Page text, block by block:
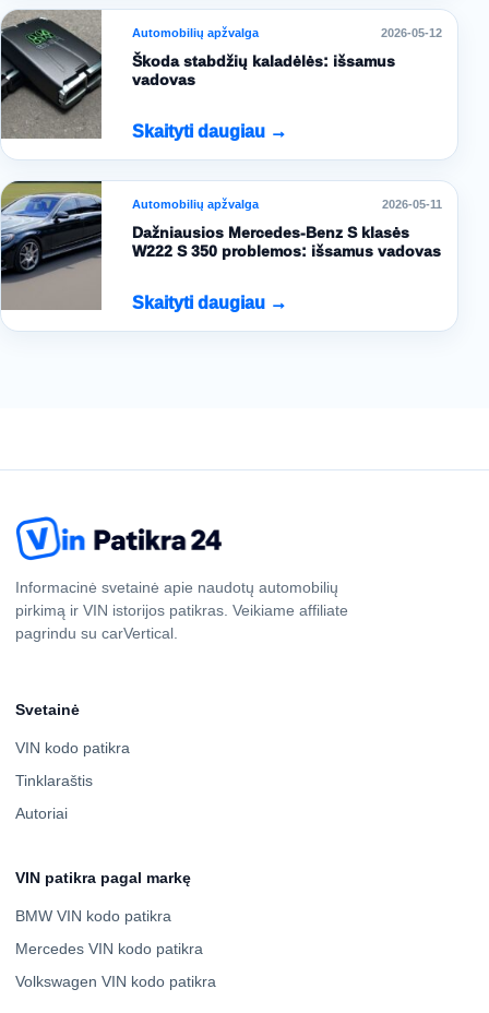
Automobilių apžvalga 2026-05-12
Škoda stabdžių kaladėlės: išsamus
vadovas
Skaityti daugiau →
Automobilių apžvalga 2026-05-11
Dažniausios Mercedes-Benz S klasės
W222 S 350 problemos: išsamus vadovas
Skaityti daugiau →
Informacinė svetainė apie naudotų automobilių
pirkimą ir VIN istorijos patikras. Veikiame affiliate
pagrindu su carVertical.
Svetainė
VIN kodo patikra
Tinklaraštis
Autoriai
VIN patikra pagal markę
BMW VIN kodo patikra
Mercedes VIN kodo patikra
Volkswagen VIN kodo patikra